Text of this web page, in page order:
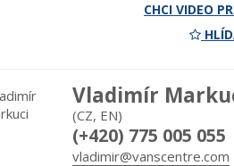
CHCI VIDEO
Vladimír
(CZ, EN)
(+420) 775 005 055
vladimir@vanscentre.com